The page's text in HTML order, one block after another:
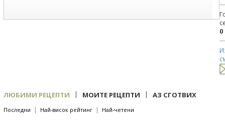
0
ЛЮБИМИ РЕЦЕПТИ | МОИТЕ РЕЦЕПТИ | АЗ СГОТВИХ
Последни | Най-висок рейтинг | Най-четени